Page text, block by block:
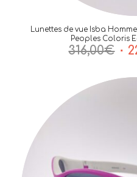
Lunettes de vue Isba
Peoples Coloris
316,00€ Le